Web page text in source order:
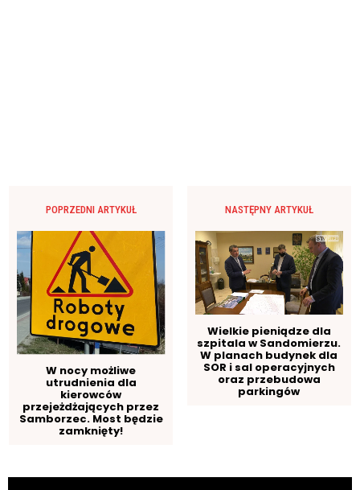
POPRZEDNI ARTYKUŁ
W nocy możliwe
utrudnienia dla
kierowców
przejeżdżających przez
Samborzec. Most będzie
zamknięty!
NASTĘPNY ARTYKUŁ
Wielkie pieniądze dla
szpitala w Sandomierzu.
W planach budynek dla
SOR i sal operacyjnych
oraz przebudowa
parkingów